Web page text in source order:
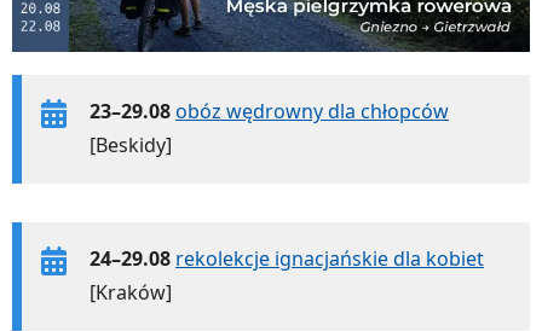
23–29.08obóz wędrowny dla chłopców
[Beskidy]
24–29.08 rekolekcje ignacjańskie dla kobiet
[Kraków]